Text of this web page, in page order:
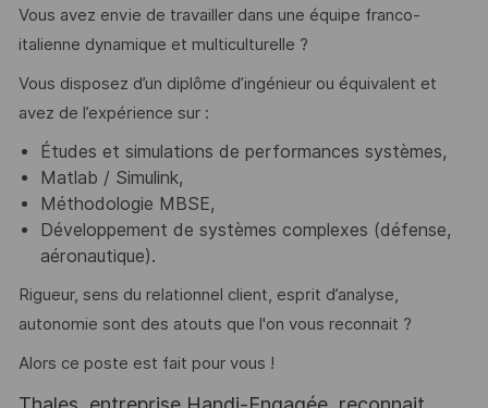
Vous avez envie de travailler dans une équipe franco-
italienne dynamique et multiculturelle ?
Vous disposez d’un diplôme d’ingénieur ou équivalent et
avez de l’expérience sur :
Études et simulations de performances systèmes,
Matlab / Simulink,
Méthodologie MBSE,
Développement de systèmes complexes (défense,
aéronautique).
Rigueur, sens du relationnel client, esprit d’analyse,
autonomie sont des atouts que l'on vous reconnait ?
Alors ce poste est fait pour vous !